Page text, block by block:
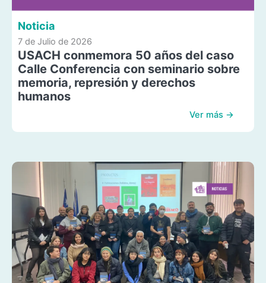
Noticia
7 de Julio de 2026
USACH conmemora 50 años del caso
Calle Conferencia con seminario sobre
memoria, represión y derechos
humanos
Ver más →